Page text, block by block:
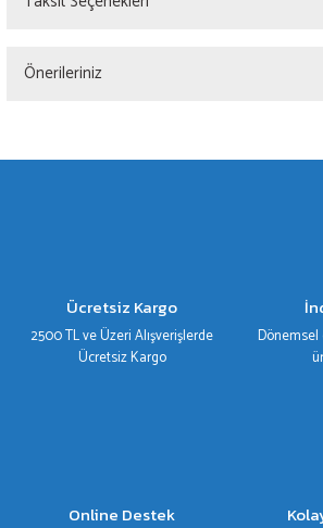
Önerileriniz
gördüğünüz noktaları öneri formunu kullanarak
Ürün fiyatı diğer sitelerden daha pahalı.
Bu ürüne benzer farklı alternatifler olmalı.
Ücretsiz Kargo
2500 TL ve Üzeri Alışverişlerde
Ücretsiz Kargo
Dönemsel
Online Destek